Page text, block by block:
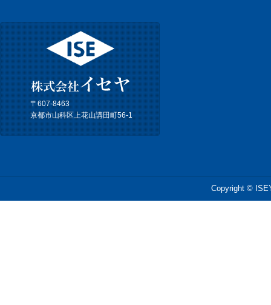
〒607-8463
京都市山科区上花山講田町56-1
Copyright ©